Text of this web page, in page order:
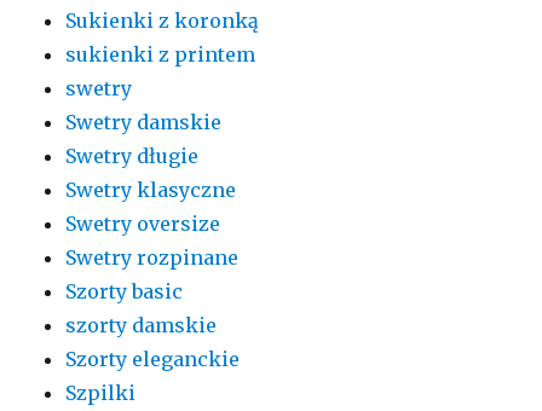
Sukienki z koronką
sukienki z printem
swetry
Swetry damskie
Swetry długie
Swetry klasyczne
Swetry oversize
Swetry rozpinane
Szorty basic
szorty damskie
Szorty eleganckie
Szpilki